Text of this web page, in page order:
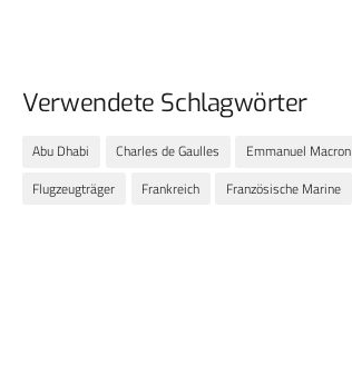
Verwendete Schlagwörter
Abu Dhabi Charles de Gaulles
Emmanuel Macron
Flugzeugträger
Frankreich Französische Marine